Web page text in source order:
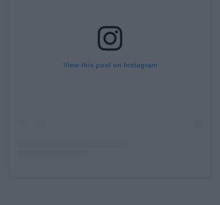
View this post on Instagram